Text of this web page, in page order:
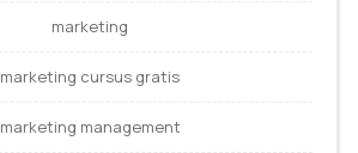
marketing
marketing cursus gratis
marketing management